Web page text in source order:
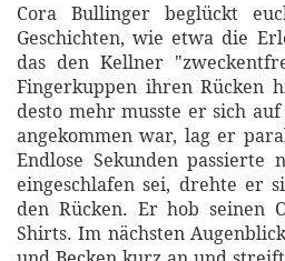
Cora Bullinger beglückt
Geschichten, wie etwa die
das den Kellner
Fingerkuppen ihren Rücken
desto mehr musste er sich
angekommen war, lag er
Endlose Sekunden
eingeschlafen sei, drehte er
den Rücken. Er hob seinen
Shirts. Im nächsten